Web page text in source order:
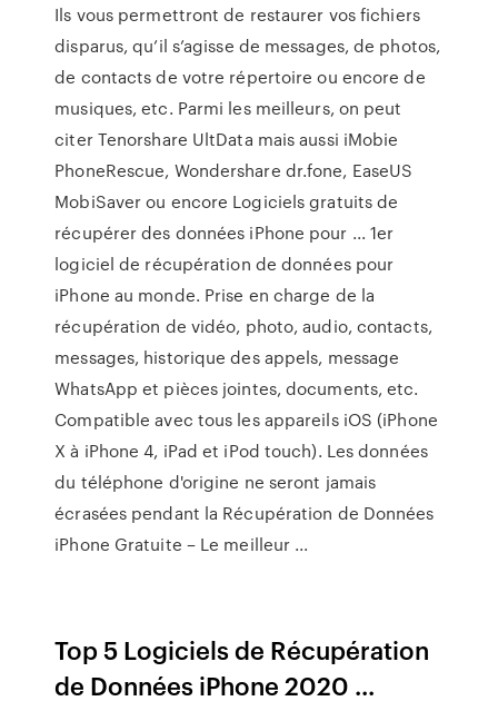
Ils vous permettront de restaurer vos fichiers
disparus, qu’il s’agisse de messages, de photos,
de contacts de votre répertoire ou encore de
musiques, etc. Parmi les meilleurs, on peut
citer Tenorshare UltData mais aussi iMobie
PhoneRescue, Wondershare dr.fone, EaseUS
MobiSaver ou encore Logiciels gratuits de
récupérer des données iPhone pour ... 1er
logiciel de récupération de données pour
iPhone au monde. Prise en charge de la
récupération de vidéo, photo, audio, contacts,
messages, historique des appels, message
WhatsApp et pièces jointes, documents, etc.
Compatible avec tous les appareils iOS (iPhone
X à iPhone 4, iPad et iPod touch). Les données
du téléphone d'origine ne seront jamais
écrasées pendant la Récupération de Données
iPhone Gratuite – Le meilleur ...
Top 5 Logiciels de Récupération
de Données iPhone 2020 ...